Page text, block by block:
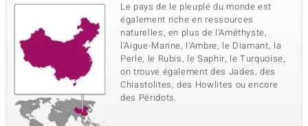
Le pays de le pleuplé du monde est
également riche en ressources
naturelles, en plus de l'Améthyste,
l'Aigue-Marine, l'Ambre, le Diamant, la
Perle, le Rubis, le Saphir, le Turquoise,
on trouve également des Jades, des
Chiastolites, des Howlites ou encore
des Péridots.